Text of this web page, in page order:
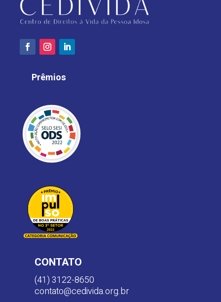
Prêmios
CONTATO
(41) 3122-8650
contato@cedivida.org.br